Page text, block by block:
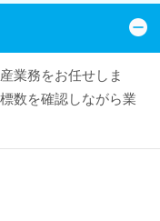
業務をお任せしま
数を確認しながら業